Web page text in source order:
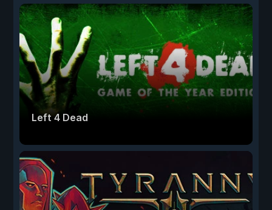
Left 4 Dead